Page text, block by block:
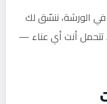
في الورشة، ننسّق لك
أنت أي عناء —